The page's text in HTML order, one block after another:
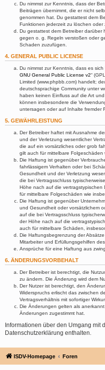
Du nimmst zur Kenntnis, dass der
Beiträgen übernimmt, die er nicht
genommen hat. Du gestattest dem
Funktionen jederzeit zu löschen oder
Du gestattest dem Betreiber darüber
gegen o. g. Regeln verstoßen oder
Schaden zuzufügen.
4. GENERAL PUBLIC LICENSE
Du nimmst zur Kenntnis, dass es sich
GNU General Public License v2“
Limited (www.phpbb.com) handelt;
deutschsprachige Community unter
haben keinen Einfluss auf die Art
können insbesondere die
untersagen oder auf Inhalte fremder
5. GEWÄHRLEISTUNG
Der Betreiber haftet mit Ausnahme
und der Verletzung wesentlicher
die auf ein vorsätzliches oder grob
gilt auch für mittelbare
Die Haftung ist gegenüber
fahrlässigem Verhalten oder bei
Gesundheit und der Verletzung
die bei Vertragsschluss
Höhe nach auf die vertragstypischen
für mittelbare Folgeschäden wie
Die Haftung ist gegenüber
und Gesundheit oder vorsätzlichem
auf die bei Vertragsschluss
der Höhe nach auf die
auch für mittelbare Schäden,
Die Haftungsbegrenzung der
Mitarbeiter und Erfüllungsgehilfen des
Ansprüche für eine Haftung aus
6. ÄNDERUNGSVORBEHALT
Der Betreiber ist berechtigt, die
zu ändern. Die Änderung wird dem
Der Nutzer ist berechtigt, den
Widerspruchs erlischt das zwischen
Vertragsverhältnis mit sofortiger
Die Änderungen gelten als
Änderungen zugestimmt hat.
Informationen über den Umgang
Datenschutzerklärung enthalten.
ISDV-Homepage Foren